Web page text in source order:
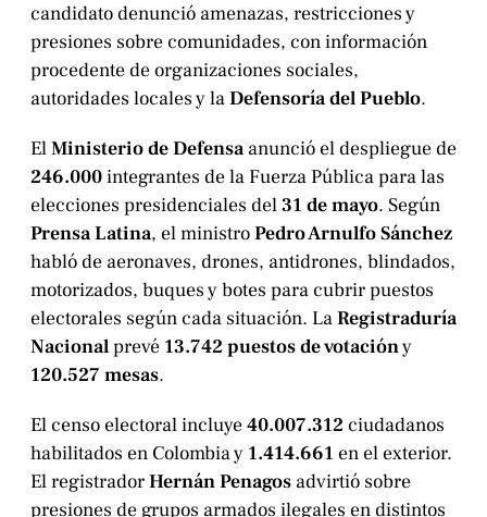
candidato denunció amenazas, restricciones y
presiones sobre comunidades, con información
procedente de organizaciones sociales,
autoridades locales y laDefensoría del Pueblo.
ElMinisterio de Defensa anunció el despliegue de
246.000integrantes de la Fuerza Pública para las
elecciones presidenciales del31 de mayo. Según
Prensa Latina, el ministroPedro Arnulfo Sánchez
habló de aeronaves, drones, antidrones, blindados,
motorizados, buques y botes para cubrir puestos
electorales según cada situación. LaRegistraduría
Nacionalprevé 13.742 puestos de votacióny
120.527 mesas.
El censo electoral incluye40.007.312 ciudadanos
habilitados en Colombia y 1.414.661 en el exterior.
El registradorHernán Penagos advirtió sobre
presiones de grupos armados ilegales en distintos